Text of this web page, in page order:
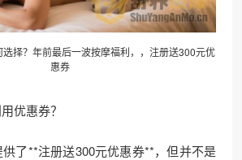
择？年前最后一波按摩福利，，注册送300元优
惠券
优惠券？
了**注册送300元优惠券**，但并不是